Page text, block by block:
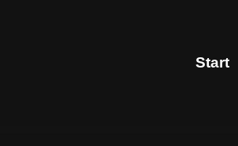
Start